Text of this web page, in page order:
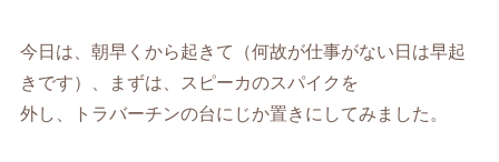
今日は、朝早くから起きて（何故が仕事がない日は早起
きです）、まずは、スピーカのスパイクを
外し、トラバーチンの台にじか置きにしてみました。